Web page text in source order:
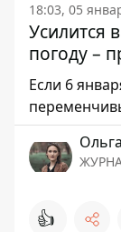
18:03, 05
Усилится
погоду –
Если 6
👍